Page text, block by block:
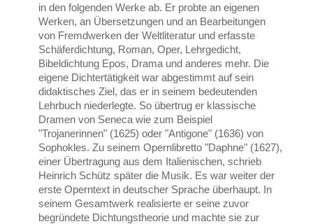
in den folgenden Werke ab. Er probte an eigenen
Werken, an Übersetzungen und an Bearbeitungen
von Fremdwerken der Weltliteratur und erfasste
Schäferdichtung, Roman, Oper, Lehrgedicht,
Bibeldichtung Epos, Drama und anderes mehr. Die
eigene Dichtertätigkeit war abgestimmt auf sein
didaktisches Ziel, das er in seinem bedeutenden
Lehrbuch niederlegte. So übertrug er klassische
Dramen von Seneca wie zum Beispiel
"Trojanerinnen" (1625) oder "Antigone" (1636) von
Sophokles. Zu seinem Opernlibretto "Daphne" (1627),
einer Übertragung aus dem Italienischen, schrieb
Heinrich Schütz später die Musik. Es war weiter der
erste Operntext in deutscher Sprache überhaupt. In
seinem Gesamtwerk realisierte er seine zuvor
begründete Dichtungstheorie und machte sie zur